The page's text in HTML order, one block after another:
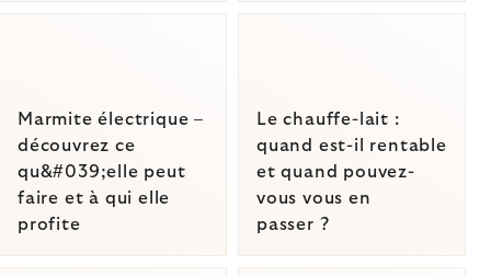
Marmite électrique –
découvrez ce
qu&#039;elle peut
faire et à qui elle
profite
Le chauffe-lait :
quand est-il rentable
et quand pouvez-
vous vous en
passer ?